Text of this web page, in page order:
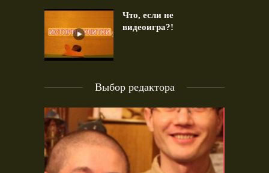
Что, если не
видеоигра?!
Выбор редактора